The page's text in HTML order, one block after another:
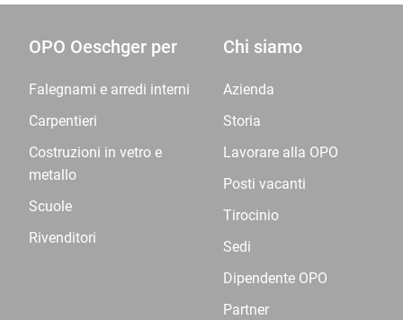
OPO Oeschger per
Falegnami e arredi interni
Carpentieri
Costruzioni in vetro e
metallo
Scuole
Rivenditori
Chi siamo
Azienda
Storia
Lavorare alla OPO
Posti vacanti
Tirocinio
Sedi
Dipendente OPO
Partner